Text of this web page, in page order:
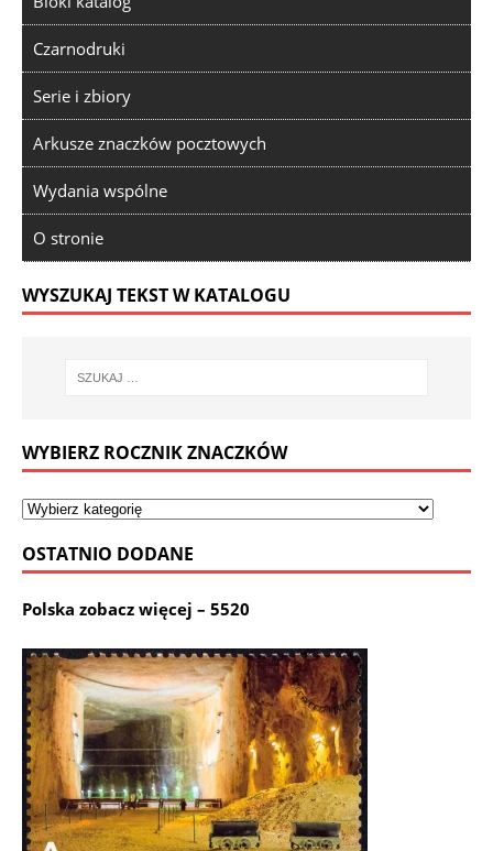
Czarnodruki
Serie i zbiory
Arkusze znaczków pocztowych
Wydania wspólne
O stronie
WYSZUKAJ TEKST W KATALOGU
WYBIERZ ROCZNIK ZNACZKÓW
OSTATNIO DODANE
Polska zobacz więcej – 5520